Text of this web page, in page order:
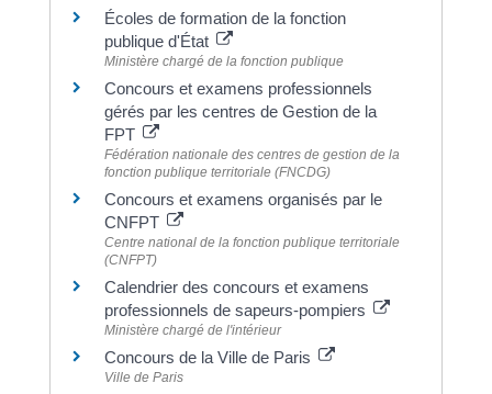
Écoles de formation de la fonction
publique d'État
Ministère chargé de la fonction publique
Concours et examens professionnels
gérés par les centres de Gestion de la
FPT
Fédération nationale des centres de gestion de la
fonction publique territoriale (FNCDG)
Concours et examens organisés par le
CNFPT
Centre national de la fonction publique territoriale
(CNFPT)
Calendrier des concours et examens
professionnels de sapeurs-pompiers
Ministère chargé de l'intérieur
Concours de la Ville de Paris
Ville de Paris